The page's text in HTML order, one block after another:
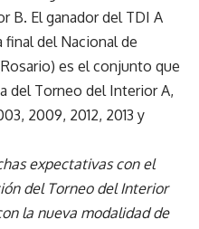
B. El ganador del TDI A
del Nacional de
es el conjunto que
del Torneo del Interior A,
2009, 2012, 2013 y
expectativas con el
del Torneo del Interior
la nueva modalidad de